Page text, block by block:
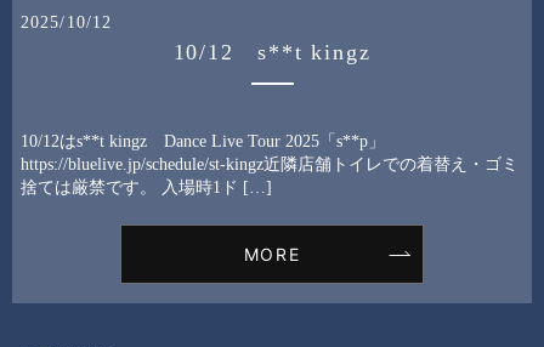
2025/10/12
10/12 s**t kingz
10/12はs**t kingz Dance Live Tour 2025「s**p」
https://bluelive.jp/schedule/st-kingz近隣店舗トイレでの着替え・ゴミ
捨ては厳禁です。 入場時1ド […]
MORE